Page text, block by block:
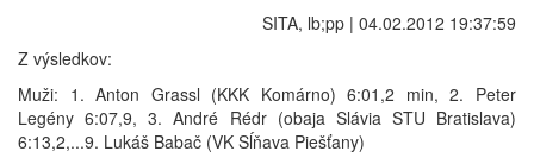
SITA, lb;pp | 04.02.2012 19:37:59
Z výsledkov:
Muži: 1. Anton Grassl (KKK Komárno) 6:01,2 min, 2. Peter
Legény 6:07,9, 3. André Rédr (obaja Slávia STU Bratislava)
6:13,2,...9. Lukáš Babač (VK Sĺňava Piešťany)